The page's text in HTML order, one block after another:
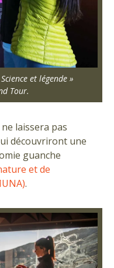
et légende »
Tour.
laissera pas
découvriront une
guanche
et de
.